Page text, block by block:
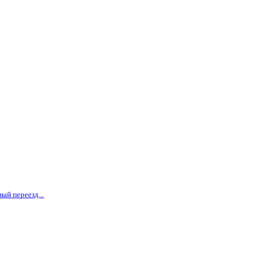
переезд...